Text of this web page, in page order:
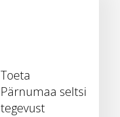
Toeta
Pärnumaa seltsi
tegevust